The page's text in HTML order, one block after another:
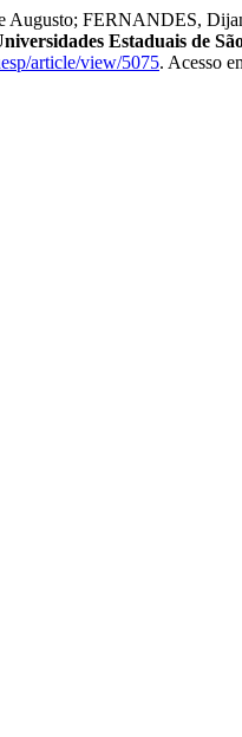
FERNANDES,
Estaduais de
article/view/5075. Acesso